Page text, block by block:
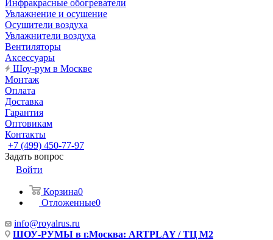
Инфракрасные обогреватели
Увлажнение и осушение
Осушители воздуха
Увлажнители воздуха
Вентиляторы
Аксессуары
Шоу-рум в Москве
Монтаж
Оплата
Доставка
Гарантия
Оптовикам
Контакты
+7 (499) 450-77-97
Задать вопрос
Войти
Корзина0
Отложенные0
info@royalrus.ru
ШОУ-РУМЫ в г.Москва: ARTPLAY / ТЦ М2